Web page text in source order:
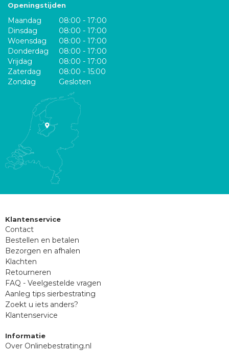
Openingstijden
Maandag
08:00 - 17:00
Dinsdag
08:00 - 17:00
Woensdag
08:00 - 17:00
Donderdag
08:00 - 17:00
Vrijdag
08:00 - 17:00
Zaterdag
08:00 - 15:00
Zondag
Gesloten
Klantenservice
Contact
Bestellen en betalen
Bezorgen en afhalen
Klachten
Retourneren
FAQ - Veelgestelde vragen
Aanleg tips sierbestrating
Zoekt u iets anders?
Klantenservice
Informatie
Over Onlinebestrating.nl